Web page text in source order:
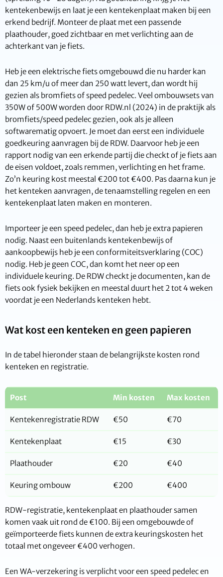
kentekenbewijs en laat je een kentekenplaat maken bij een
erkend bedrijf. Monteer de plaat met een passende
plaathouder, goed zichtbaar en met verlichting aan de
achterkant van je fiets.
Heb je een elektrische fiets omgebouwd die nu harder kan
dan 25 km/u of meer dan 250 watt levert, dan wordt hij
gezien als bromfiets of speed pedelec. Veel ombouwsets van
350W of 500W worden door RDW.nl (2024) in de praktijk als
bromfiets/speed pedelec gezien, ook als je alleen
softwarematig opvoert. Je moet dan eerst een individuele
goedkeuring aanvragen bij de RDW. Daarvoor heb je een
rapport nodig van een erkende partij die checkt of je fiets aan
de eisen voldoet, zoals remmen, verlichting en het frame.
Zo’n keuring kost meestal €200 tot €400. Pas daarna kun je
het kenteken aanvragen, de tenaamstelling regelen en een
kentekenplaat laten maken en monteren.
Importeer je een speed pedelec, dan heb je extra papieren
nodig. Naast een buitenlands kentekenbewijs of
aankoopbewijs heb je een conformiteitsverklaring (COC)
nodig. Heb je geen COC, dan komt het neer op een
individuele keuring. De RDW checkt je documenten, kan de
fiets ook fysiek bekijken en meestal duurt het 2 tot 4 weken
voordat je een Nederlands kenteken hebt.
Wat kost een kenteken en geen papieren
In de tabel hieronder staan de belangrijkste kosten rond
kenteken en registratie.
Post Min kosten Max kosten
Kentekenregistratie RDW €50 €70
Kentekenplaat €15 €30
Plaathouder €20 €40
Keuring ombouw €200 €400
RDW-registratie, kentekenplaat en plaathouder samen
komen vaak uit rond de €100. Bij een omgebouwde of
geïmporteerde fiets kunnen de extra keuringskosten het
totaal met ongeveer €400 verhogen.
Een WA-verzekering is verplicht voor een speed pedelec en